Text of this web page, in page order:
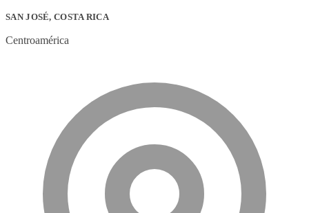
SAN JOSÉ, COSTA RICA
Centroamérica